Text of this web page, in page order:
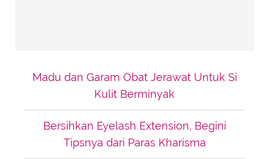
Madu dan Garam Obat Jerawat Untuk Si
Kulit Berminyak
Bersihkan Eyelash Extension, Begini
Tipsnya dari Paras Kharisma